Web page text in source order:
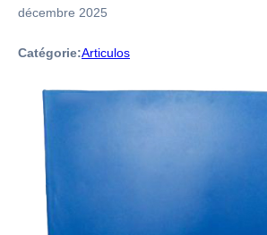
décembre 2025
Catégorie:Articulos